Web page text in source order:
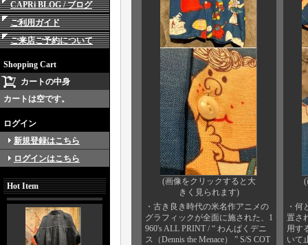
CAPRi BLOG / ブログ
ご利用ガイド
ご来店ご予約について
Shopping Cart
カートの中身
カートは空です。
ログイン
新規登録はこちら
ログインはこちら
Hot Item
(画像をクリックすると大
きく見られます)
・古き良き時代の米名作アニメの
グラフィックが全面に施された、1
960's ALL PRINT / “ わんぱくデニ
ス（Dennis the Menace） ” S/S COT
(
・何
置さ
用す
いて